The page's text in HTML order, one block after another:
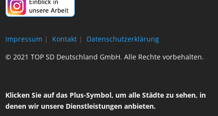
Impressum | Kontakt |
Datenschutzerklärung
© 2021 TOP SD Deutschland GmbH. Alle Rechte vorbehalten.
Klicken Sie auf das Plus-Symbol, um alle Städte zu sehen, in
denen wir unsere Dienstleistungen anbieten.